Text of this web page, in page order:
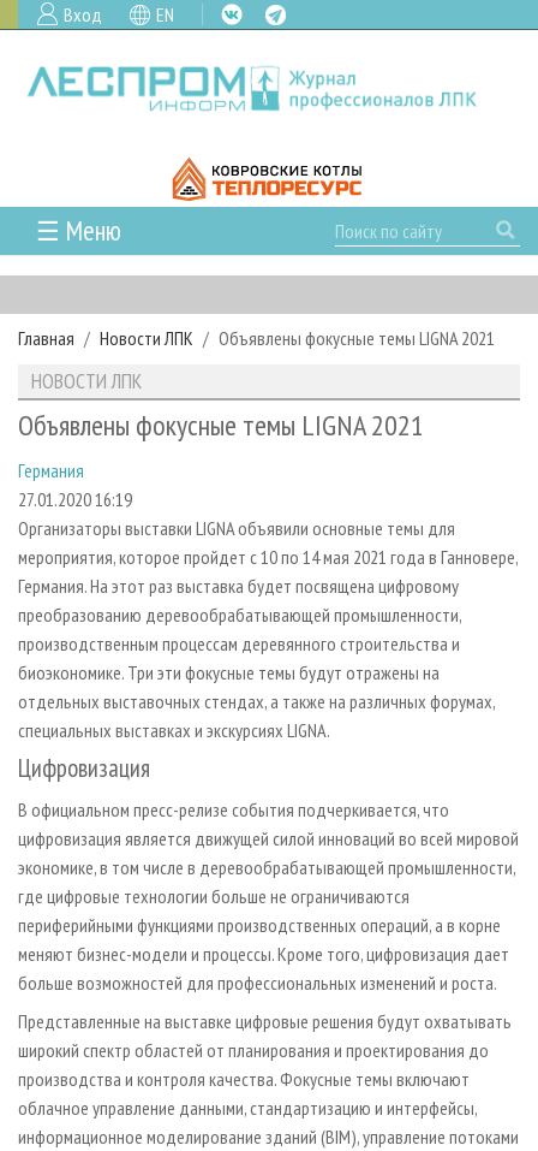
Вход EN
☰ Меню
ГЛАВНАЯ
РУБРИКИ И ТЕМЫ
РУБРИКИ ЖУРНАЛА
ЛЕСНОЕ ХОЗЯЙСТВО
ЛЕСОЗАГОТОВКА
ЛЕСОПИЛЕНИЕ
ДЕРЕВООБРАБОТКА
СУШКА ДРЕВЕСИНЫ
ПРОИЗВОДСТВО ДРЕВЕСНЫХ ПЛИТ
ДЕРЕВЯННОЕ ДОМОСТРОЕНИЕ
ПРОИЗВОДСТВО МЕБЕЛИ
БИОЭНЕРГЕТИКА
НОВОСТИ
КАЛЕНДАРЬ СОБЫТИЙ
НОВОСТИ ЛПК
НОВОСТИ ЖУРНАЛА
НОВОСТИ КОМПАНИЙ
ПРОЕКТЫ ЛПИ
АНАЛИТИКА
ПРЕДПРИЯТИЯ ЛПК
ЛЕСНЫЕ РЕГИОНЫ РОССИИ
ПЕРСОНЫ
МОБИЛЬНЫЕ ВЫСТАВКИ
ОФИЦИАЛЬНЫЕ ДЕЛЕГАЦИИ
ПРИОРИТЕТНЫЕ ИНВЕСТПРОЕКТЫ
RUSSIAN FORESTRY REVIEW
ГАЗЕТА ЛЕСПРОМФОРУМ
БИБЛИОТЕКА СПЕЦИАЛИСТА
АРХИВ
АРХИВ ЖУРНАЛОВ
О ЖУРНАЛЕ
КОНТАКТЫ
РЕКЛАМОДАТЕЛЯМ
РЕКЛАМА
РЕКЛАМА НА САЙТЕ
Главная Новости ЛПК Объявлены фокусные темы LIGNA 2021
НОВОСТИ ЛПК
Объявлены фокусные темы LIGNA 2021
Германия
27.01.2020 16:19
Организаторы выставки LIGNA объявили основные темы для
мероприятия, которое пройдет с 10 по 14 мая 2021 года в Ганновере,
Германия. На этот раз выставка будет посвящена цифровому
преобразованию деревообрабатывающей промышленности,
производственным процессам деревянного строительства и
биоэкономике. Три эти фокусные темы будут отражены на
отдельных выставочных стендах, а также на различных форумах,
специальных выставках и экскурсиях LIGNA.
Цифровизация
В официальном пресс-релизе события подчеркивается, что
цифровизация является движущей силой инноваций во всей мировой
экономике, в том числе в деревообрабатывающей промышленности,
где цифровые технологии больше не ограничиваются
периферийными функциями производственных операций, а в корне
меняют бизнес-модели и процессы. Кроме того, цифровизация дает
больше возможностей для профессиональных изменений и роста.
Представленные на выставке цифровые решения будут охватывать
широкий спектр областей от планирования и проектирования до
производства и контроля качества. Фокусные темы включают
облачное управление данными, стандартизацию и интерфейсы,
информационное моделирование зданий (BIM), управление потоками